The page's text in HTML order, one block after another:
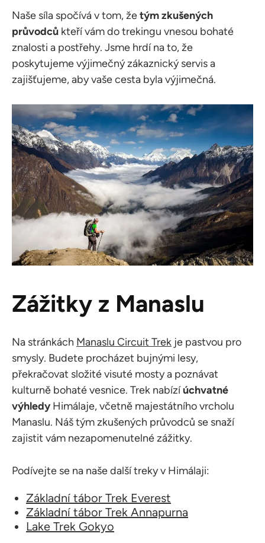
Naše síla spočívá v tom, žetým zkušených
průvodců kteří vám do trekingu vnesou bohaté
znalosti a postřehy. Jsme hrdí na to, že
poskytujeme výjimečný zákaznický servis a
zajišťujeme, aby vaše cesta byla výjimečná.
Zážitky z Manaslu
Na stránkách Manaslu Circuit Trek je pastvou pro
smysly. Budete procházet bujnými lesy,
překračovat složité visuté mosty a poznávat
kulturně bohaté vesnice. Trek nabízíúchvatné
výhledy Himálaje, včetně majestátního vrcholu
Manaslu. Náš tým zkušených průvodců se snaží
zajistit vám nezapomenutelné zážitky.
Podívejte se na naše další treky v Himálaji:
Základní tábor Trek Everest
Základní tábor Trek Annapurna
Lake Trek Gokyo